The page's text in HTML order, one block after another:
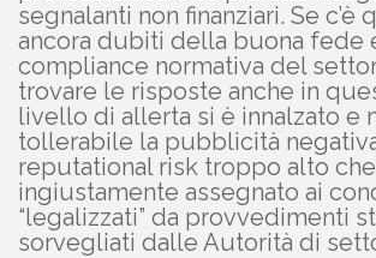
segnalanti non finanziari. Se c’è
ancora dubiti della buona fede
compliance normativa del
trovare le risposte anche in
livello di allerta si è innalzato e
tollerabile la pubblicità
reputational risk troppo alto
ingiustamente assegnato ai
“legalizzati” da provvedimenti
sorvegliati dalle Autorità di